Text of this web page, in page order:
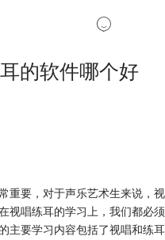
的软件哪个好
重要，对于声乐艺术生来说，视
视唱练耳的学习上，我们都必须
主要学习内容包括了视唱和练耳